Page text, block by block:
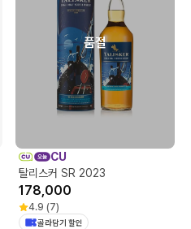
품절
CU
탈리스커 SR 2023
178,000
4.9 (7)
골라담기 할인